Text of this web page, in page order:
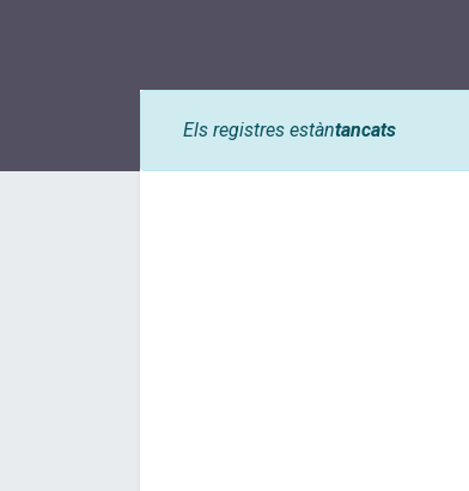
Els registres estàntancats